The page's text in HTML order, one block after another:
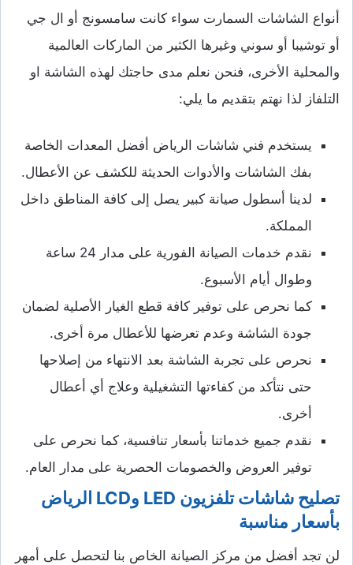
أنواع الشاشات السمارت سواء كانت سامسونج أو ال جي
أو توشيبا أو سوني وغيرها الكثير من الماركات العالمية
والمحلية الأخرى، فنحن نعلم مدى حاجتك لهذه الشاشة او
التلفاز لذا نهتم بتقديم ما يلي:
يستخدم فني شاشات الرياض أفضل المعدات الخاصة
بفك الشاشات والأدوات الحديثة للكشف عن الأعطال.
لدينا أسطول صيانة كبير يصل إلى كافة المناطق داخل
المملكة.
نقدم خدمات الصيانة الفورية على مدار 24 ساعة
وطوال أيام الأسبوع.
كما نحرص على توفير كافة قطع الغيار الأصلية لضمان
جودة الشاشة وعدم تعرضها للأعطال مرة أخرى.
نحرص على تجربة الشاشة بعد الانتهاء من إصلاحها
حتى نتأكد من كفاءتها التشغيلية وعلاج أي أعطال
أخرى.
نقدم جميع خدماتنا بأسعار تنافسية، كما نحرص على
توفير العروض والخصومات الحصرية على مدار العام.
تصليح شاشات تلفزيون LED وLCD الرياض
بأسعار مناسبة
لن تجد أفضل من مركز الصيانة الخاص بنا لتحصل على أمهر